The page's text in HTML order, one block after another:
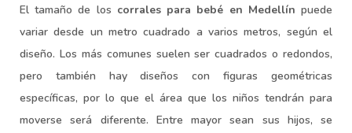
El tamaño de los corrales para bebé en Medellín puede
variar desde un metro cuadrado a varios metros, según el
diseño. Los más comunes suelen ser cuadrados o redondos,
pero también hay diseños con figuras geométricas
específicas, por lo que el área que los niños tendrán para
moverse será diferente. Entre mayor sean sus hijos, se